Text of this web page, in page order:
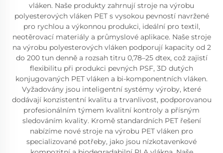
vláken. Naše produkty zahrnují stroje na výrobu
polyesterových vláken PET s vysokou pevností navržené
pro rychlou a výkonnou produkci, ideální pro textil,
neotěrovací materiály a průmyslové aplikace. Naše stroje
na výrobu polyesterových vláken podporují kapacity od 2
do 200 tun denně a rozsah titru 0,78–25 dtex, což zajistí
flexibilitu při produkci pevných PSF, 3D dutých
konjugovaných PET vláken a bi-komponentních vláken.
Vyžadovány jsou inteligentní systémy výroby, které
dodávají konzistentní kvalitu a trvanlivost, podporovanou
profesionálním týmem kvalitní kontroly a přísným
sledováním kvality. Kromě standardních PET řešení
nabízíme nové stroje na výrobu PET vláken pro
specializované potřeby, jako jsou nízkotavenkové